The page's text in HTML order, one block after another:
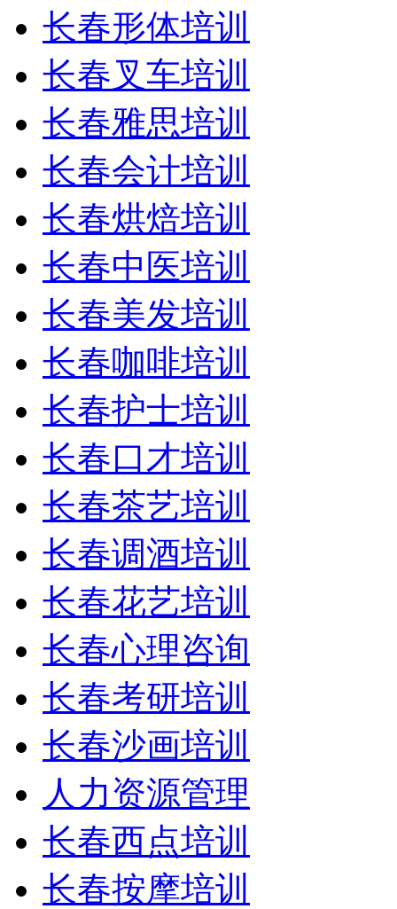
长春形体培训
长春叉车培训
长春雅思培训
长春会计培训
长春烘焙培训
长春中医培训
长春美发培训
长春咖啡培训
长春护士培训
长春口才培训
长春茶艺培训
长春调酒培训
长春花艺培训
长春心理咨询
长春考研培训
长春沙画培训
人力资源管理
长春西点培训
长春按摩培训